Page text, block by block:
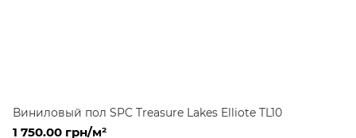
Виниловый пол SPC Treasure Lakes Elliote TL10
1 750.00 грн/м²